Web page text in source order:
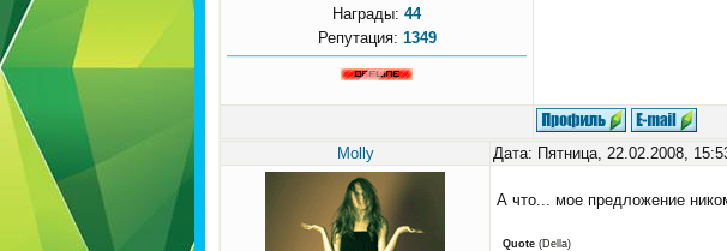
Награды: 44
Репутация: 1349
Molly Дата: Пятница, 22.02.2008,
А что... мое предложение
Quote (Della)